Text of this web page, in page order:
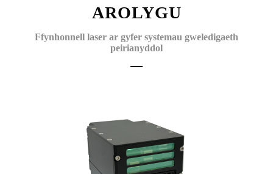
AROLYGU
Ffynhonnell laser ar gyfer systemau gweledigaeth
peirianyddol